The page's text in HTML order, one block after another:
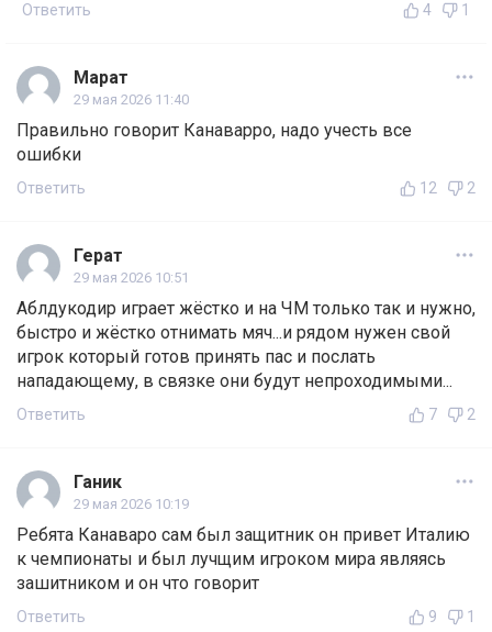
Ответить 4 1
Марат
29 мая 2026 11:40
Правильно говорит Канаварро, надо учесть все
ошибки
Ответить 12 2
Герат
29 мая 2026 10:51
Аблдукодир играет жёстко и на ЧМ только так и нужно,
быстро и жёстко отнимать мяч...и рядом нужен свой
игрок который готов принять пас и послать
нападающему, в связке они будут непроходимыми...
Ответить 7 2
Ганик
29 мая 2026 10:19
Ребята Канаваро сам был защитник он привет Италию
к чемпионаты и был лучщим игроком мира являясь
зашитником и он что говорит
Ответить 9 1